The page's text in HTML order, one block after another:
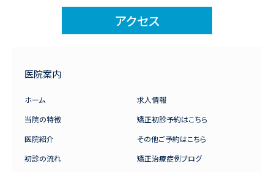
アクセス
医院案内
ホーム
当院の特徴
医院紹介
初診の流れ
求人情報
矯正初診予約はこちら
その他ご予約はこちら
矯正治療症例ブログ